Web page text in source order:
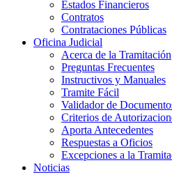
Estados Financieros
Contratos
Contrataciones Públicas
Oficina Judicial
Acerca de la Tramitación
Preguntas Frecuentes
Instructivos y Manuales
Tramite Fácil
Validador de
Criterios de
Aporta Antecedentes
Respuestas a Oficios
Excepciones a la
Noticias